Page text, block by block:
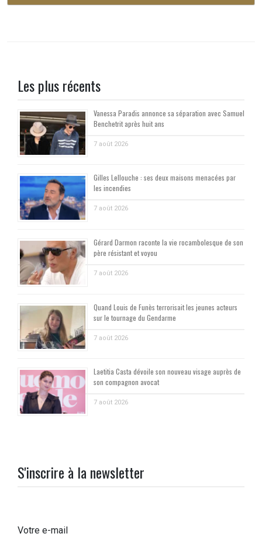
Les plus récents
Vanessa Paradis annonce sa séparation avec Samuel
Benchetrit après huit ans
7 août 2026
Gilles Lellouche : ses deux maisons menacées par
les incendies
7 août 2026
Gérard Darmon raconte la vie rocambolesque de son
père résistant et voyou
7 août 2026
Quand Louis de Funès terrorisait les jeunes acteurs
sur le tournage du Gendarme
7 août 2026
Laetitia Casta dévoile son nouveau visage auprès de
son compagnon avocat
7 août 2026
S'inscrire à la newsletter
Votre e-mail